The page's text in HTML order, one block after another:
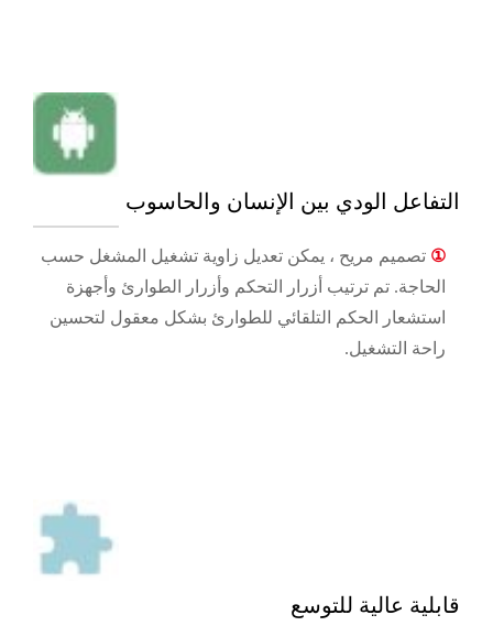
التفاعل الودي بين الإنسان والحاسوب
① تصميم مريح ، يمكن تعديل زاوية تشغيل المشغل حسب
الحاجة. تم ترتيب أزرار التحكم وأزرار الطوارئ وأجهزة
استشعار الحكم التلقائي للطوارئ بشكل معقول لتحسين
راحة التشغيل.
قابلية عالية للتوسع